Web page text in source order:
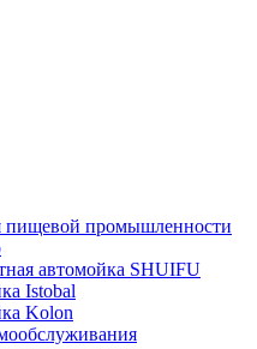
пищевой промышленности
автомойка SHUIFU
Istobal
Kolon